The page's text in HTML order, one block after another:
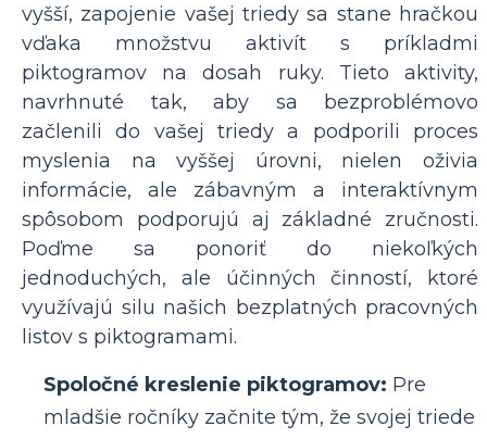
vyšší, zapojenie vašej triedy sa stane hračkou
vďaka množstvu aktivít s príkladmi
piktogramov na dosah ruky. Tieto aktivity,
navrhnuté tak, aby sa bezproblémovo
začlenili do vašej triedy a podporili proces
myslenia na vyššej úrovni, nielen oživia
informácie, ale zábavným a interaktívnym
spôsobom podporujú aj základné zručnosti.
Poďme sa ponoriť do niekoľkých
jednoduchých, ale účinných činností, ktoré
využívajú silu našich bezplatných pracovných
listov s piktogramami.
Spoločné kreslenie piktogramov: Pre
mladšie ročníky začnite tým, že svojej triede